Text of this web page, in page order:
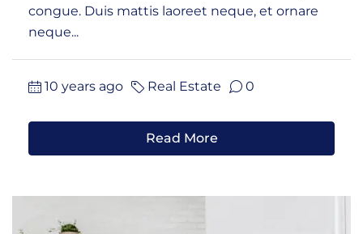
congue. Duis mattis laoreet neque, et ornare
neque...
10 years ago Real Estate 0
Read More